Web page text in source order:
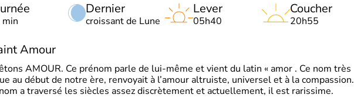
Dernier
croissant de Lune
Lever
05h40
Coucher
20h55
Amour
AMOUR. Ce prénom parle de lui-même et vient du latin « amor . Ce nom très
au début de notre ère, renvoyait à l’amour altruiste, universel et à la compassion.
a traversé les siècles assez discrètement et actuellement, il est rarissime.